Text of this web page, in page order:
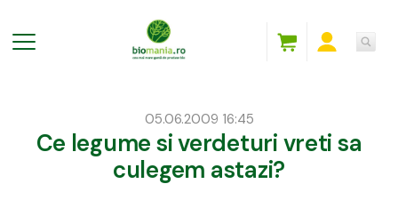
Ce legume si verdeturi vreti sa
culegem astazi?
05.06.2009 16:45